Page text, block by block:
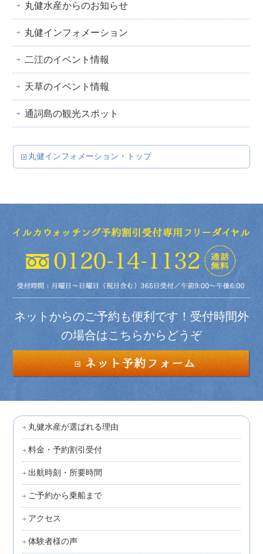
丸健水産からのお知らせ
丸健インフォメーション
二江のイベント情報
天草のイベント情報
通詞島の観光スポット
丸健インフォメーション・トップ
ネットからのご予約も便利です！受付時間外
の場合はこちらからどうぞ
丸健水産が選ばれる理由
料金・予約割引受付
出航時刻・所要時間
ご予約から乗船まで
アクセス
体験者様の声